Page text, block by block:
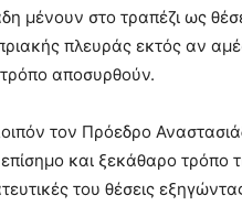
μένουν στο τραπέζι ως
πλευράς εκτός αν
αποσυρθούν.
τον Πρόεδρο
και ξεκάθαρο τρόπο
του θέσεις